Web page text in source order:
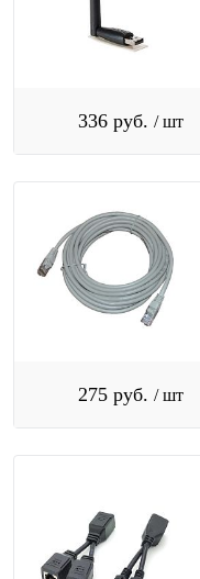
336 руб. / шт
275 руб. / шт